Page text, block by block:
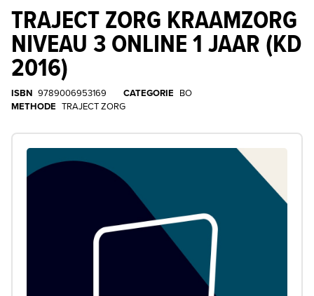
TRAJECT ZORG KRAAMZORG
NIVEAU 3 ONLINE 1 JAAR (KD
2016)
ISBN 9789006953169 CATEGORIE BO
METHODE TRAJECT ZORG